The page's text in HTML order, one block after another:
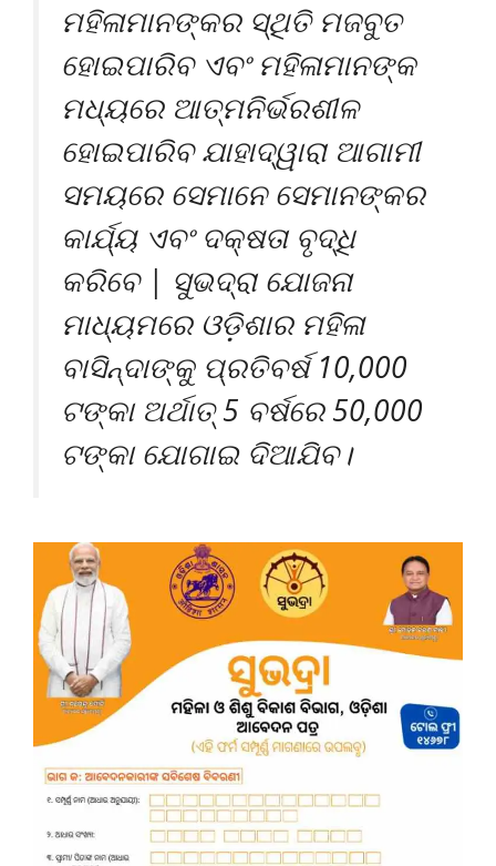
ମହିଳାମାନଙ୍କର ସ୍ଥିତି ମଜବୁତ
ହୋଇପାରିବ ଏବଂ ମହିଳାମାନଙ୍କ
ମଧ୍ୟରେ ଆତ୍ମନିର୍ଭରଶୀଳ
ହୋଇପାରିବ ଯାହାଦ୍ୱାରା ଆଗାମୀ
ସମୟରେ ସେମାନେ ସେମାନଙ୍କର
କାର୍ଯ୍ୟ ଏବଂ ଦକ୍ଷତା ବୃଦ୍ଧି
କରିବେ | ସୁଭଦ୍ରା ଯୋଜନା
ମାଧ୍ୟମରେ ଓଡ଼ିଶାର ମହିଳା
ବାସିନ୍ଦାଙ୍କୁ ପ୍ରତିବର୍ଷ 10,000
ଟଙ୍କା ଅର୍ଥାତ୍ 5 ବର୍ଷରେ 50,000
ଟଙ୍କା ଯୋଗାଇ ଦିଆଯିବ।